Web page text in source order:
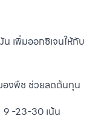
เพิ่มออกซิเจนให้กับ
องพืช ช่วยลดต้นทุน
-23-30 เน้น